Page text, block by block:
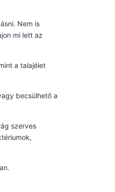
Nem is
mi lett az
a talajélet
becsülhető a
szerves